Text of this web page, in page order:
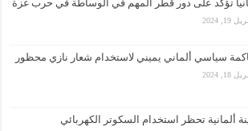
تؤكّد على دور قطر المهم في الوساطة في حرب غزة
أبريل 19, 2024
سياسي ألماني يميني لاستخدام شعار نازي محظور
أبريل 18, 2024
ألمانية تحظر استخدام السكوتر الكهربائي